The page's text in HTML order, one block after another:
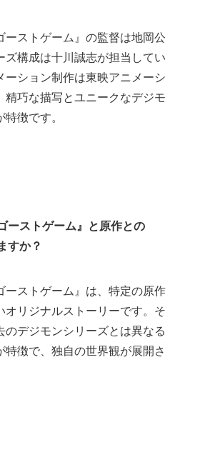
ーストゲーム』の監督は地岡公
ズ構成は十川誠志が担当してい
ーション制作は東映アニメーシ
精巧な描写とユニークなデジモ
特徴です。
ーストゲーム』と原作との
すか？
ーストゲーム』は、特定の原作
オリジナルストーリーです。そ
のデジモンシリーズとは異なる
特徴で、独自の世界観が展開さ